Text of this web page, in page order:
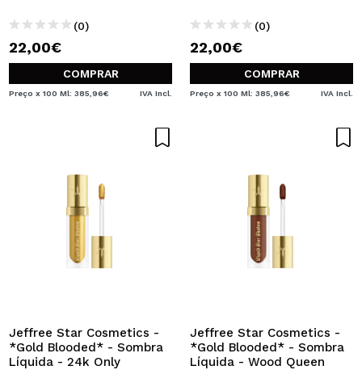
(0)
22,00€
COMPRAR
Preço x 100 Ml: 385,96€ IVA Incl.
(0)
22,00€
COMPRAR
Preço x 100 Ml: 385,96€ IVA Incl.
Jeffree Star Cosmetics -
*Gold Blooded* - Sombra
Líquida - 24k Only
Jeffree Star Cosmetics -
*Gold Blooded* - Sombra
Líquida - Wood Queen